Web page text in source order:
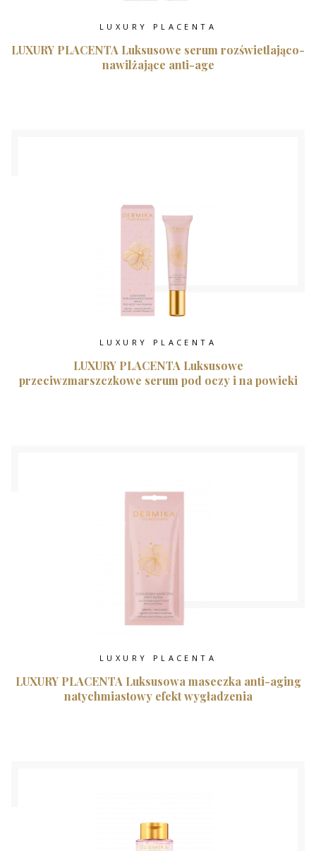
LUXURY PLACENTA
LUXURY PLACENTA Luksusowe serum rozświetlająco-
nawilżające anti-age
LUXURY PLACENTA
LUXURY PLACENTA Luksusowe
przeciwzmarszczkowe serum pod oczy i na powieki
LUXURY PLACENTA
LUXURY PLACENTA Luksusowa maseczka anti-aging
natychmiastowy efekt wygładzenia